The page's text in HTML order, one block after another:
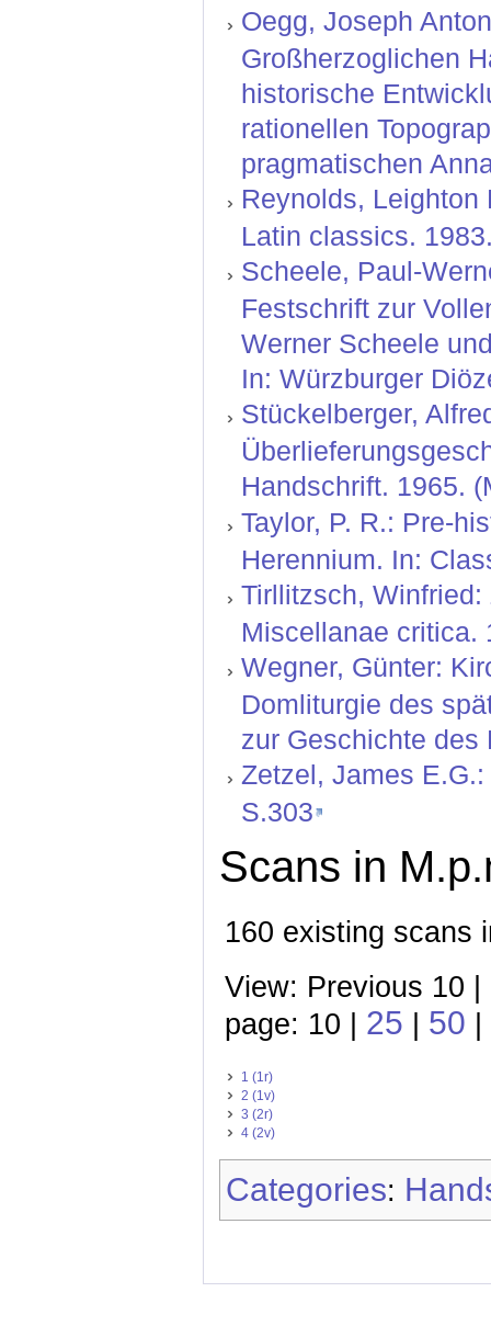
Oegg, Joseph
Großherzoglichen
historische
rationellen
pragmatischen
Reynolds, Leighton
Latin classics.
Scheele, Paul-
Festschrift zur
Werner Scheele
In: Würzburger
Stückelberger,
Handschrift. 1965.
Taylor, P. R.: Pre-
Herennium. In:
Tirllitzsch, Winfried:
Miscellanae critica.
Wegner, Günter:
Domliturgie des
zur Geschichte des
Zetzel, James
S.303
Scans in
160 existing scans
View: Previous 10 |
page: 10 | 25 50
1 (1r)
2 (1v)
3 (2r)
4 (2v)
Categories: